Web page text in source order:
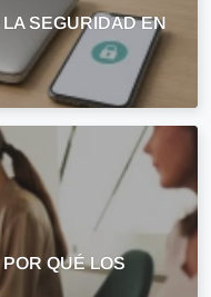
SEGURIDAD EN
QUÉ LOS